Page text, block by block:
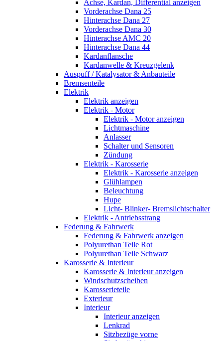
Achse, Kardan, Differential anzeigen
Vorderachse Dana 25
Hinterachse Dana 27
Vorderachse Dana 30
Hinterachse AMC 20
Hinterachse Dana 44
Kardanflansche
Kardanwelle & Kreuzgelenk
Auspuff / Katalysator & Anbauteile
Bremsenteile
Elektrik
Elektrik anzeigen
Elektrik - Motor
Elektrik - Motor anzeigen
Lichtmaschine
Anlasser
Schalter und Sensoren
Zündung
Elektrik - Karosserie
Elektrik - Karosserie anzeigen
Glühlampen
Beleuchtung
Hupe
Licht- Blinker- Bremslichtschalter
Elektrik - Antriebsstrang
Federung & Fahrwerk
Federung & Fahrwerk anzeigen
Polyurethan Teile Rot
Polyurethan Teile Schwarz
Karosserie & Interieur
Karosserie & Interieur anzeigen
Windschutzscheiben
Karosserieteile
Exterieur
Interieur
Interieur anzeigen
Lenkrad
Sitzbezüge vorne